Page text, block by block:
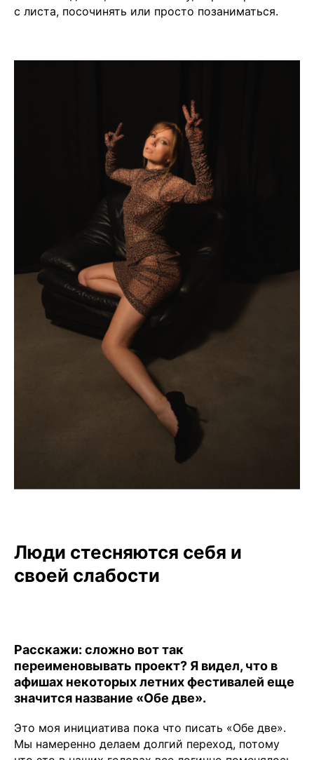
с листа, посочинять или просто позаниматься.
Люди стесняются себя и
своей слабости
Расскажи: сложно вот так
переименовывать проект? Я видел, что в
афишах некоторых летних фестивалей еще
значится название «Обе две».
Это моя инициатива пока что писать «Обе две».
Мы намеренно делаем долгий переход, потому